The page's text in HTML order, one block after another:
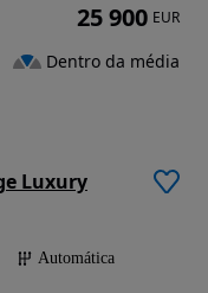
Luxury
Automática
25 900 EUR
Dentro da média